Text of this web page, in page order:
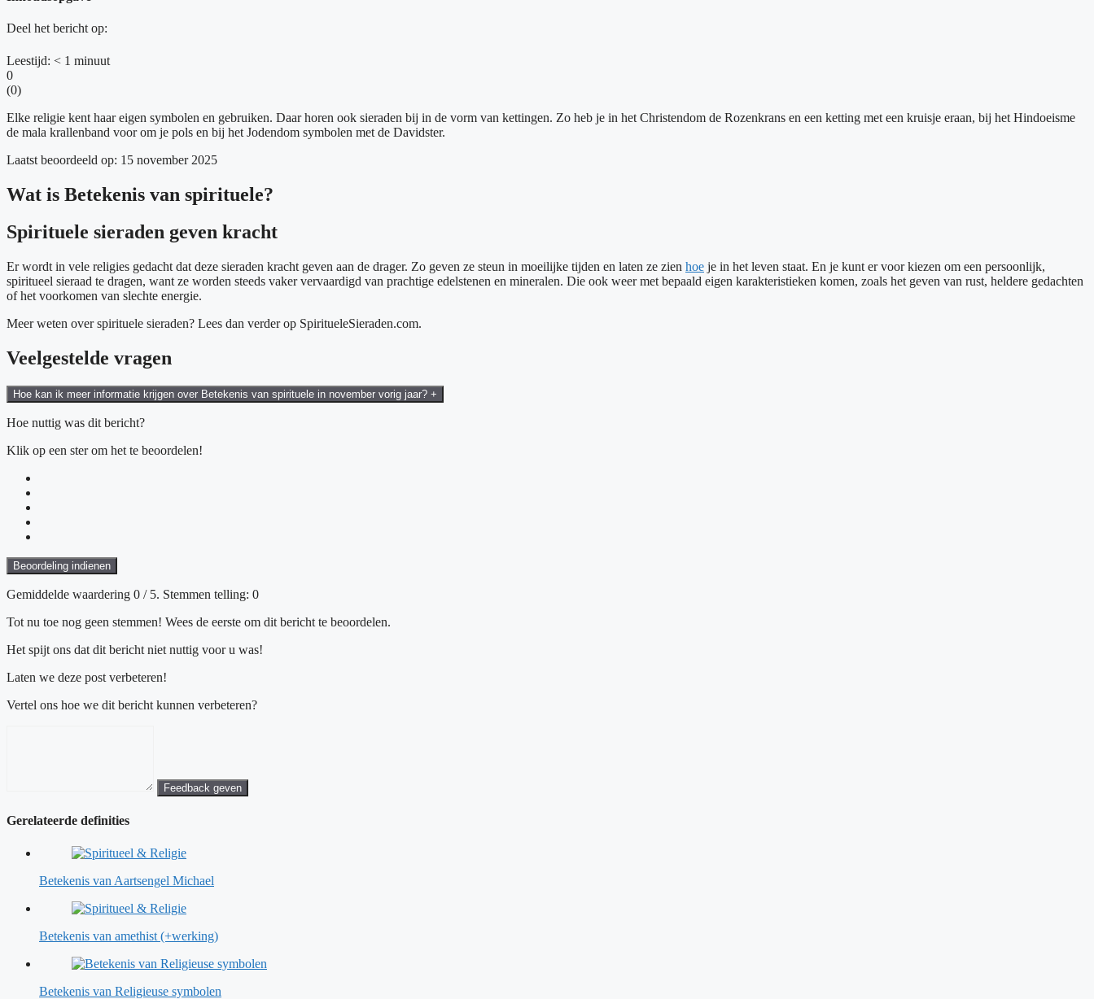
Deel het bericht op:
Leestijd: < 1 minuut
0
(0)
Elke religie kent haar eigen symbolen en gebruiken. Daar horen ook sieraden bij in de vorm van kettingen. Zo heb je in het Christendom de Rozenkrans en een ketting met een kruisje eraan, bij het Hindoeisme
de mala krallenband voor om je pols en bij het Jodendom symbolen met de Davidster.
Laatst beoordeeld op: 15 november 2025
Wat is Betekenis van spirituele?
Spirituele sieraden geven kracht
Er wordt in vele religies gedacht dat deze sieraden kracht geven aan de drager. Zo geven ze steun in moeilijke tijden en laten ze zien hoe je in het leven staat. En je kunt er voor kiezen om een persoonlijk,
spiritueel sieraad te dragen, want ze worden steeds vaker vervaardigd van prachtige edelstenen en mineralen. Die ook weer met bepaald eigen karakteristieken komen, zoals het geven van rust, heldere gedachten
of het voorkomen van slechte energie.
Meer weten over spirituele sieraden? Lees dan verder op SpiritueleSieraden.com.
Veelgestelde vragen
Hoe kan ik meer informatie krijgen over Betekenis van spirituele in november vorig jaar? +
Hoe nuttig was dit bericht?
Klik op een ster om het te beoordelen!
Beoordeling indienen
Gemiddelde waardering 0 / 5. Stemmen telling: 0
Tot nu toe nog geen stemmen! Wees de eerste om dit bericht te beoordelen.
Het spijt ons dat dit bericht niet nuttig voor u was!
Laten we deze post verbeteren!
Vertel ons hoe we dit bericht kunnen verbeteren?
Feedback geven
Gerelateerde definities
Betekenis van Aartsengel Michael
Betekenis van amethist (+werking)
Betekenis van Religieuse symbolen